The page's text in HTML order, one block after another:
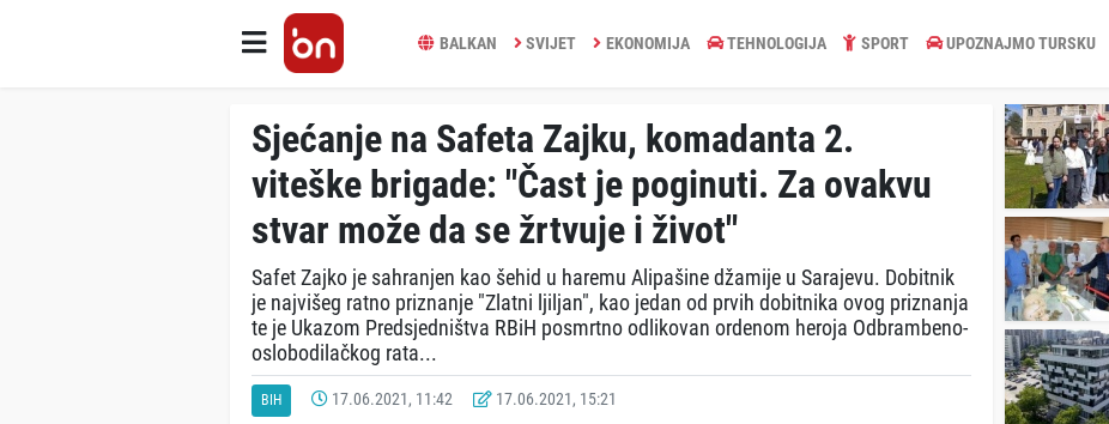
BALKAN SVIJET EKONOMIJA TEHNOLOGIJA SPORT UPOZNAJMO TURSKU
Sjećanje na Safeta Zajku, komadanta 2.
viteške brigade: "Čast je poginuti. Za ovakvu
stvar može da se žrtvuje i život"
Safet Zajko je sahranjen kao šehid u haremu Alipašine džamije u Sarajevu. Dobitnik
je najvišeg ratno priznanje "Zlatni ljiljan", kao jedan od prvih dobitnika ovog priznanja
te je Ukazom Predsjedništva RBiH posmrtno odlikovan ordenom heroja Odbrambeno-
oslobodilačkog rata...
BIH 17.06.2021, 11:42 17.06.2021, 15:21